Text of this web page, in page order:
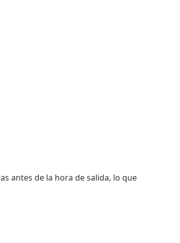
antes de la hora de salida, lo que